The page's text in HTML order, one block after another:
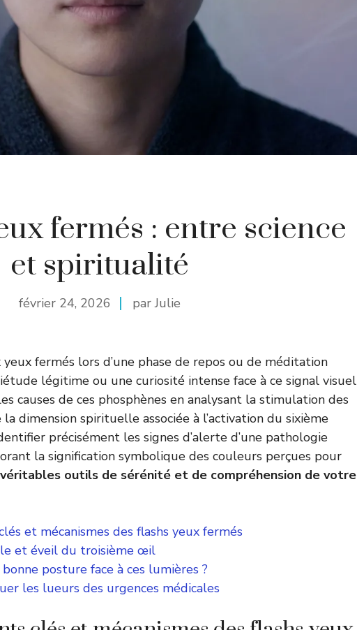
fermés : entre science
et spiritualité
février 24, 2026 par Julie
fermés lors d’une phase de repos ou de méditation
légitime ou une curiosité intense face à ce signal visuel
causes de ces phosphènes en analysant la stimulation des
dimension spirituelle associée à l’activation du sixième
précisément les signes d’alerte d’une pathologie
la signification symbolique des couleurs perçues pour
outils de sérénité et de compréhension de votre
et mécanismes des flashs yeux fermés
et éveil du troisième œil
posture face à ces lumières ?
les lueurs des urgences médicales